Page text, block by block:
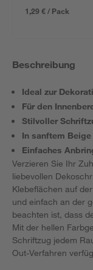
1,29 € / Pack
Beschreibung
Ideal zur
Für den
Stilvoller
In sanftem Beige
Einfaches
Verzieren Sie Ihr
liebevollen
Klebeflächen auf
und einfach an der
beachten ist, dass
Mit der hellen
Schriftzug jedem
Out-Verfahren